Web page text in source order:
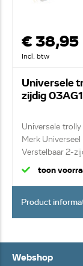
€ 38,95
Incl. btw
Universele
zijdig
Universele trolly
Merk Universeel
Verstelbaar 2-
toon
Product
Webshop